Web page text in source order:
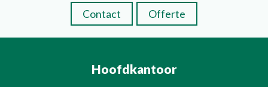
Contact Offerte
Hoofdkantoor